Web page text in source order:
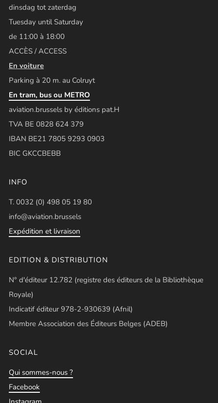
dinsdag tot zaterdag
Tuesday until Saturday
de 11:00 à 18:00
ACCÈS / ACCESS
En voiture
Parking à 20 m. au Colruyt
En tram, bus ou METRO
aviation.brussels by éditions pat.H
TVA BE 0828 624 379
IBAN BE21 7805 9293 0903
BIC GKCCBEBB
INFO
T. 0032 (0) 498 05 19 80
info@aviation.brussels
Expédition et livraison
EDITION & DISTRIBUTION
N° d'éditeur 12.782 (registre des éditeurs de la Bibliothèque
Royale)
Indicatif éditeur 978-2-930639 (Afnil)
Membre Association des Éditeurs Belges (ADEB)
SOCIAL
Qui sommes-nous ?
Facebook